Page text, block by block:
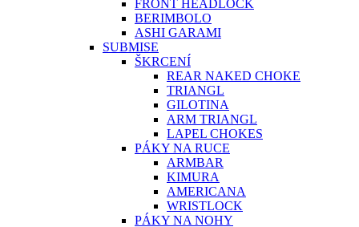
FRONT HEADLOCK
BERIMBOLO
ASHI GARAMI
SUBMISE
ŠKRCENÍ
REAR NAKED CHOKE
TRIANGL
GILOTINA
ARM TRIANGL
LAPEL CHOKES
PÁKY NA RUCE
ARMBAR
KIMURA
AMERICANA
WRISTLOCK
PÁKY NA NOHY